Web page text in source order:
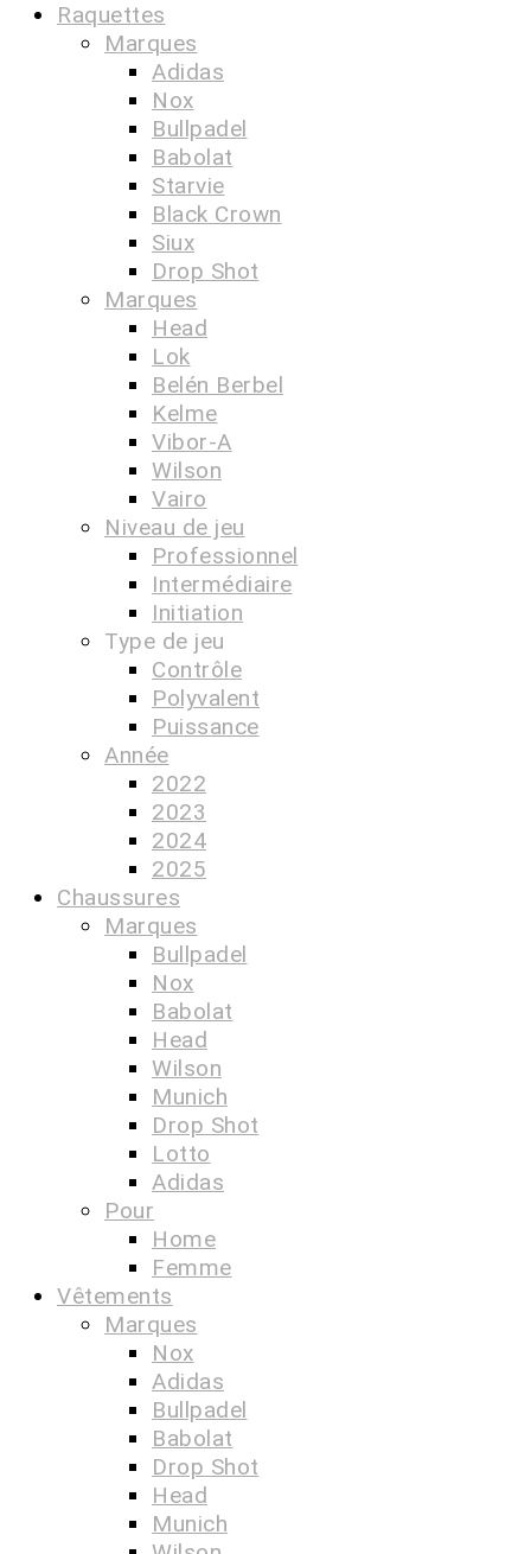
Raquettes
Marques
Adidas
Nox
Bullpadel
Babolat
Starvie
Black Crown
Siux
Drop Shot
Marques
Head
Lok
Belén Berbel
Kelme
Vibor-A
Wilson
Vairo
Niveau de jeu
Professionnel
Intermédiaire
Initiation
Type de jeu
Contrôle
Polyvalent
Puissance
Année
2022
2023
2024
2025
Chaussures
Marques
Bullpadel
Nox
Babolat
Head
Wilson
Munich
Drop Shot
Lotto
Adidas
Pour
Home
Femme
Vêtements
Marques
Nox
Adidas
Bullpadel
Babolat
Drop Shot
Head
Munich